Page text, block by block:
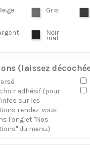
Gris
Noir
mat
(laissez
adhésif (pour
sur les
rendez-vous
l'onglet "Nos
du menu.)